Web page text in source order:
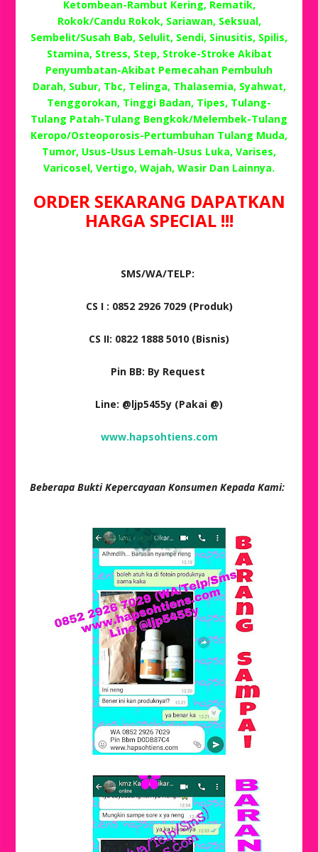
Ketombean-Rambut Kering, Rematik,
Rokok/Candu Rokok, Sariawan, Seksual,
Sembelit/Susah Bab, Selulit, Sendi, Sinusitis, Spilis,
Stamina, Stress, Step, Stroke-Stroke Akibat
Penyumbatan-Akibat Pemecahan Pembuluh
Darah, Subur, Tbc, Telinga, Thalasemia, Syahwat,
Tenggorokan, Tinggi Badan, Tipes, Tulang-
Tulang Patah-Tulang Bengkok/Melembek-Tulang
Keropo/Osteoporosis-Pertumbuhan Tulang Muda,
Tumor, Usus-Usus Lemah-Usus Luka, Varises,
Varicosel, Vertigo, Wajah, Wasir Dan Lainnya.
ORDER SEKARANG DAPATKAN
HARGA SPECIAL !!!
SMS/WA/TELP:
CS I : 0852 2926 7029 (Produk)
CS II: 0822 1888 5010 (Bisnis)
Pin BB: By Request
Line: @ljp5455y (Pakai @)
www.hapsohtiens.com
Beberapa Bukti Kepercayaan Konsumen Kepada Kami: